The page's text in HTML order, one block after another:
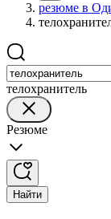
резюме в
телохранитель
Резюме
Найти